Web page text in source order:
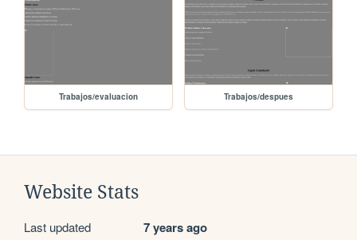
Trabajos/evaluacion Trabajos/despues
Website Stats
Last updated 7 years ago